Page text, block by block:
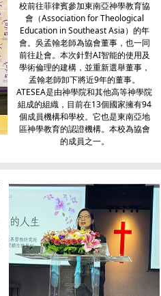
校前往菲律賓參加東南亞神學教育協
會（Association for Theological
Education in Southeast Asia）的年
會。吳孟翰老師為協會董事，也一同
前往赴會。本次針對AI智能的使用及
學術倫理的建構，並重新選舉董事，
孟翰老師卸下將近9年的董事。
ATESEA是由神學院和其他高等神學院
組成的組織，目前在13個國家擁有94
個成員機構和學校。它也是東南亞地
區神學教育的認證機構。本校為協會
的成員之一。